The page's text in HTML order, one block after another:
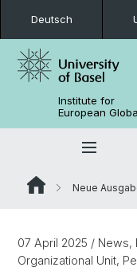
Deutsch
Institute for
European
Neue
07 April 2025 / News,
Organizational Unit,